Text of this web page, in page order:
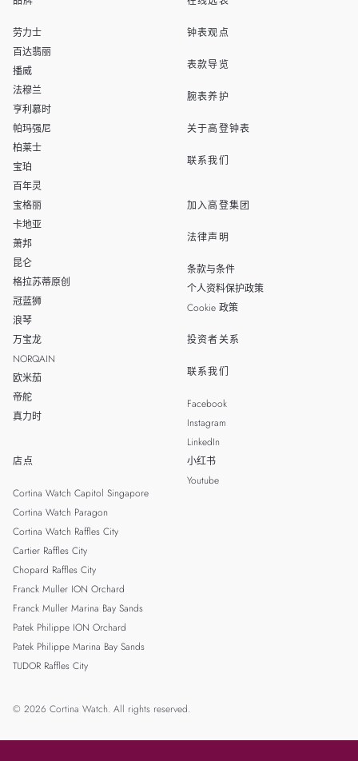
劳力士
百达翡丽
播威
法穆兰
亨利慕时
帕玛强尼
柏莱士
宝珀
百年灵
宝格丽
卡地亚
萧邦
昆仑
格拉苏蒂原创
冠蓝狮
浪琴
万宝龙
NORQAIN
欧米茄
帝舵
真力时
店点
Cortina Watch Capitol Singapore
Cortina Watch Paragon
Cortina Watch Raffles City
Cartier Raffles City
Chopard Raffles City
Franck Muller ION Orchard
Franck Muller Marina Bay Sands
Patek Philippe ION Orchard
Patek Philippe Marina Bay Sands
TUDOR Raffles City
钟表观点
表款导览
腕表养护
关于高登钟表
联系我们
加入高登集团
法律声明
条款与条件
个人资料保护政策
Cookie 政策
投资者关系
联系我们
Facebook
Instagram
LinkedIn
小红书
Youtube
© 2026 Cortina Watch. All rights reserved.